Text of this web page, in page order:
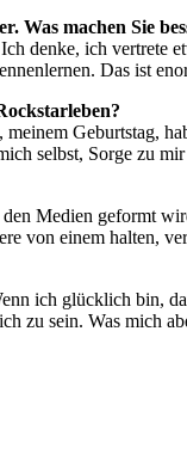
Was machen Sie
denke, ich vertrete
Das ist
­Geburtstag,
selbst, Sorge zu
Medien geformt
von einem halten,
ich glücklich bin,
zu sein. Was mich